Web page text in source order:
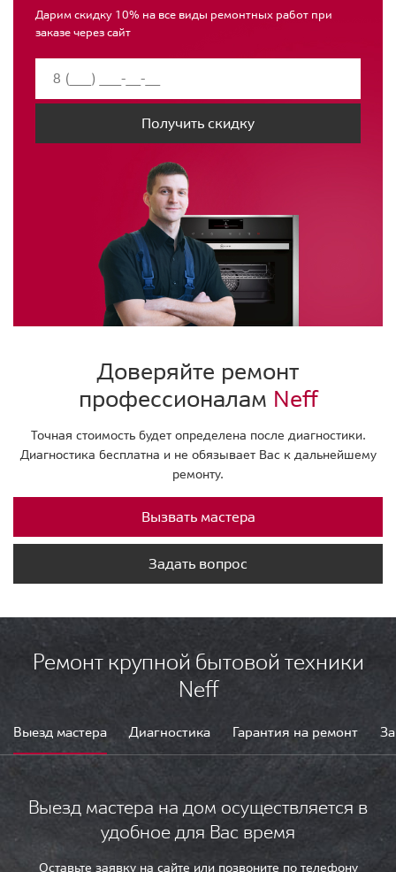
Дарим скидку 10% на все виды ремонтных работ при
заказе через сайт
Получить скидку
Доверяйте ремонт
профессионалам Neff
Точная стоимость будет определена после диагностики.
Диагностика бесплатна и не обязывает Вас к дальнейшему
ремонту.
Вызвать мастера
Задать вопрос
Ремонт крупной бытовой техники
Neff
Выезд мастера Диагностика Гарантия на ремонт
Выезд мастера на дом осуществляется в
удобное для Вас время
Оставьте заявку на сайте или позвоните по телефону